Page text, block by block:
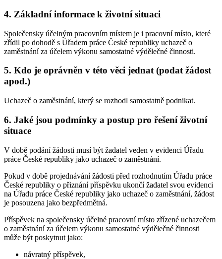
4. Základní informace k životní situaci
Společensky účelným pracovním místem je i pracovní místo, které
zřídil po dohodě s Úřadem práce České republiky uchazeč o
zaměstnání za účelem výkonu samostatné výdělečné činnosti.
5. Kdo je oprávněn v této věci jednat (podat žádost
apod.)
Uchazeč o zaměstnání, který se rozhodl samostatně podnikat.
6. Jaké jsou podmínky a postup pro řešení životní
situace
V době podání žádosti musí být žadatel veden v evidenci Úřadu
práce České republiky jako uchazeč o zaměstnání.
Pokud v době projednávání žádosti před rozhodnutím Úřadu práce
České republiky o přiznání příspěvku ukončí žadatel svou evidenci
na Úřadu práce České republiky jako uchazeč o zaměstnání, žádost
je posouzena jako bezpředmětná.
Příspěvek na společensky účelné pracovní místo zřízené uchazečem
o zaměstnání za účelem výkonu samostatné výdělečné činnosti
může být poskytnut jako:
návratný příspěvek,